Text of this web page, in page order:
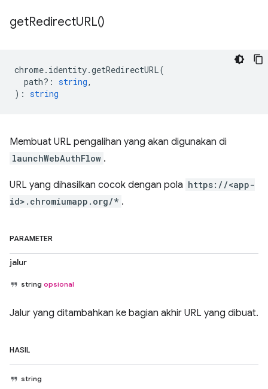
getRedirectURL()
chrome. identity.getRedirectURL(
path? : string,
) : string
Membuat URL pengalihan yang akan digunakan di
launchWebAuthFlow .
URL yang dihasilkan cocok dengan pola https://<app-
id>.chromiumapp.org/* .
PARAMETER
jalur
string opsional
Jalur yang ditambahkan ke bagian akhir URL yang dibuat.
HASIL
string